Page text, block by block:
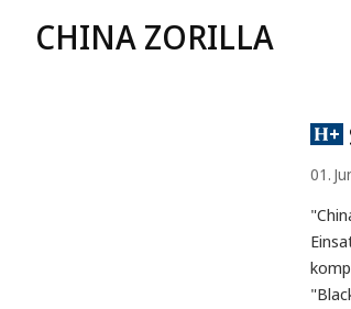
CHINA ZORILLA
01.